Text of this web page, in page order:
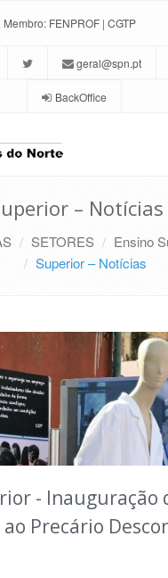
Membro: FENPROF | CGTP
geral@spn.pt
BackOffice
– Notícias
SETORES
Ensino
Superior – Notícias
- Inauguração
Precário